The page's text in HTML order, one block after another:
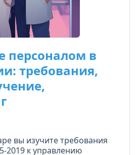
персоналом в
требования,
вы изучите требования
2019 к управлению